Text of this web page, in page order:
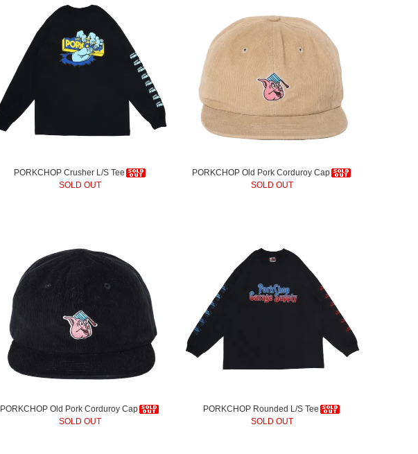
PORKCHOP Crusher L/S Tee
SOLD OUT
PORKCHOP Old Pork Corduroy Cap
SOLD OUT
PORKCHOP Old Pork Corduroy Cap
SOLD OUT
PORKCHOP Rounded L/S Tee
SOLD OUT